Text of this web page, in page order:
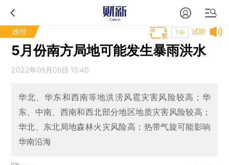
政经 试听
T中
5月份南方局地可能发生暴雨洪水
2022年05月05日 15:40
华北、华东和西南等地洪涝风雹灾害风险较高；华
东、中南、西南和西北部分地区地质灾害风险较高；
华北、东北局地森林火灾风险高；热带气旋可能影响
华南沿海